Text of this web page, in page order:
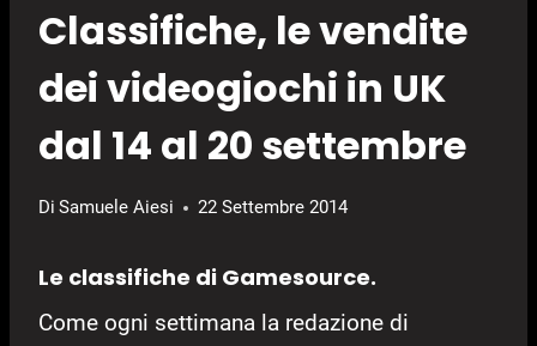
Classifiche, le vendite
dei videogiochi in UK
dal 14 al 20 settembre
Di Samuele Aiesi 22 Settembre 2014
Le classifiche di Gamesource.
Come ogni settimana la redazione di